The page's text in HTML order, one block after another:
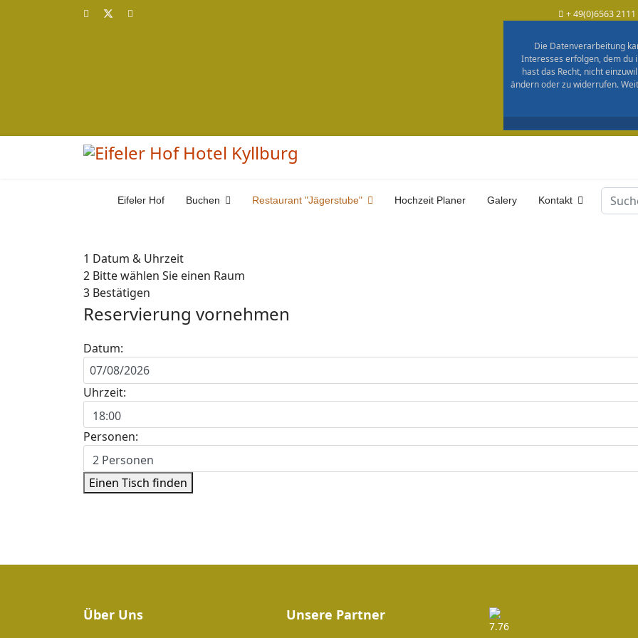
+ 49(0)6563 2111
Die Datenverarbeitung
Interesses erfolgen, dem du
hast das Recht, nicht
ändern oder zu widerrufen.
Eifeler Hof Buchen Restaurant "Jägerstube" Hochzeit Planer Galery Kontakt
1 Datum & Uhrzeit
2 Bitte wählen Sie einen Raum
3 Bestätigen
Reservierung vornehmen
Datum:
Uhrzeit:
Personen:
Einen Tisch finden
Über Uns Unsere Partner
7.76